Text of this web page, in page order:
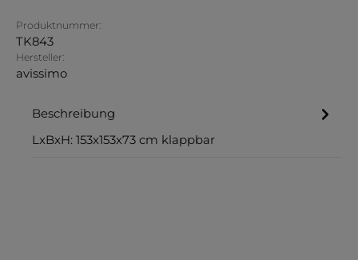
Produktnummer:
TK843
Hersteller:
avissimo
Beschreibung
LxBxH: 153x153x73 cm klappbar